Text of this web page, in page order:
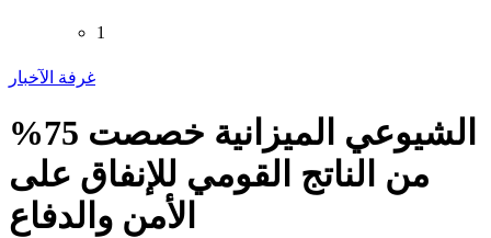
1
غرفة الآخبار
الشيوعي الميزانية خصصت 75%
من الناتج القومي للإنفاق على
الأمن والدفاع